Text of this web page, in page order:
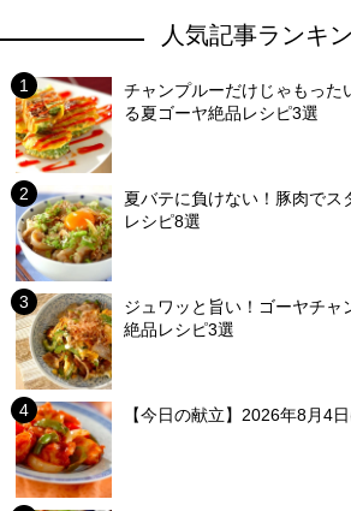
人気記事ランキ
チャンプルーだけじゃもった
る夏ゴーヤ絶品レシピ3選
夏バテに負けない！豚肉でス
レシピ8選
ジュワッと旨い！ゴーヤチャ
絶品レシピ3選
【今日の献立】2026年8月4